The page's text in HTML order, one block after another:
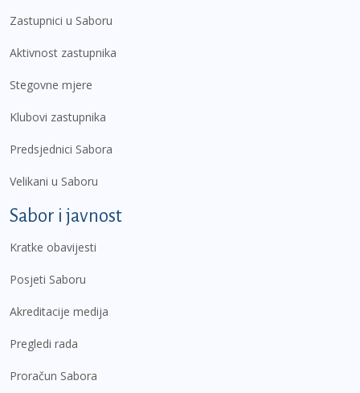
Zastupnici u Saboru
Aktivnost zastupnika
Stegovne mjere
Klubovi zastupnika
Predsjednici Sabora
Velikani u Saboru
Sabor i javnost
Kratke obavijesti
Posjeti Saboru
Akreditacije medija
Pregledi rada
Proračun Sabora